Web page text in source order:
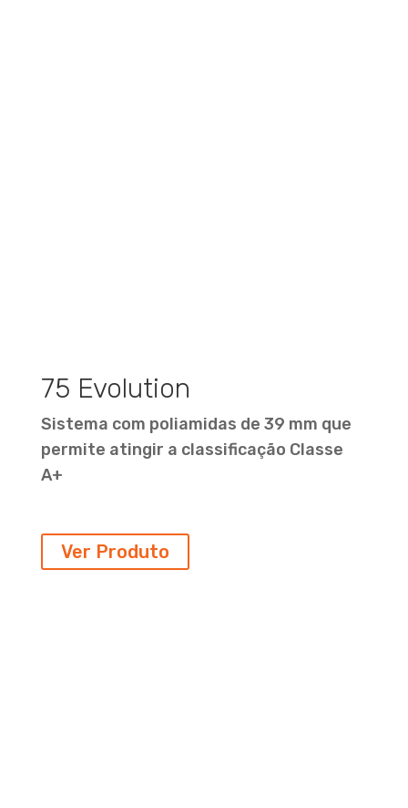
75 Evolution
Sistema com poliamidas de 39 mm que
permite atingir a classificação Classe
A+
Ver Produto